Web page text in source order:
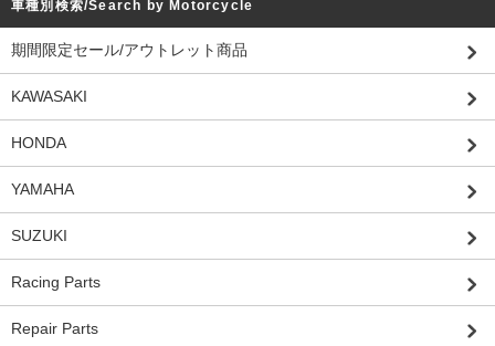
車種別検索/Search by Motorcycle
期間限定セール/アウトレット商品
KAWASAKI
HONDA
YAMAHA
SUZUKI
Racing Parts
Repair Parts